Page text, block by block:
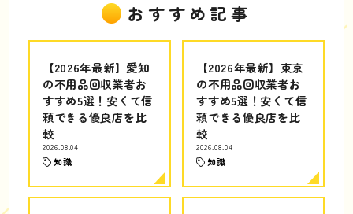
おすすめ記事
【2026年最新】愛知
の不用品回収業者お
すすめ5選！安くて信
頼できる優良店を比
較
2026.08.04
知識
【2026年最新】東京
の不用品回収業者お
すすめ5選！安くて信
頼できる優良店を比
較
2026.08.04
知識